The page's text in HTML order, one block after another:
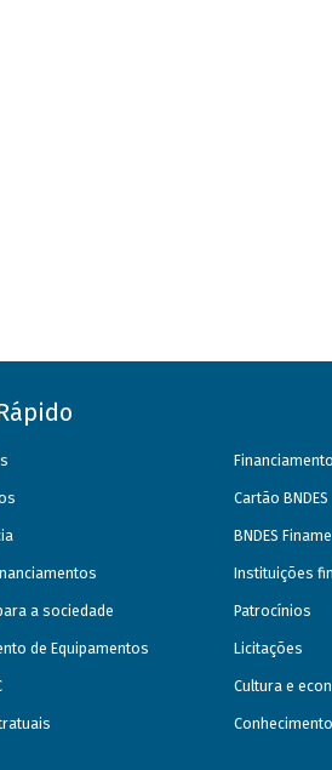
a sociedade
de Equipamentos
Cartão BNDES
BNDES Finame
Instituições
Patrocínios
Licitações
Cultura e
Conhecimento